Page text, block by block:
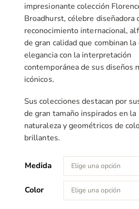
impresionante colección
Broadhurst, célebre diseñadora
reconocimiento internacional,
de gran calidad que combinan la
elegancia con la interpretación
contemporánea de sus diseños
icónicos.
Sus colecciones destacan por
de gran tamaño inspirados en la
naturaleza y geométricos de
brillantes.
Medida
Color